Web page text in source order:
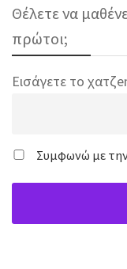
Θέλετε να
πρώτοι;
Εισάγετε το
Συμφωνώ με